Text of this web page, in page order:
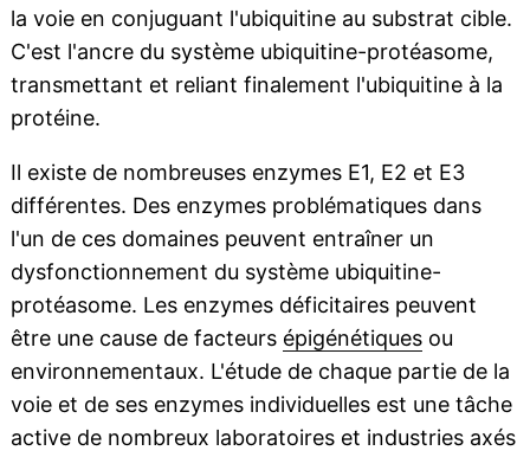
la voie en conjuguant l'ubiquitine au substrat cible.
C'est l'ancre du système ubiquitine-protéasome,
transmettant et reliant finalement l'ubiquitine à la
protéine.
Il existe de nombreuses enzymes E1, E2 et E3
différentes. Des enzymes problématiques dans
l'un de ces domaines peuvent entraîner un
dysfonctionnement du système ubiquitine-
protéasome. Les enzymes déficitaires peuvent
être une cause de facteurs épigénétiquesou
environnementaux. L'étude de chaque partie de la
voie et de ses enzymes individuelles est une tâche
active de nombreux laboratoires et industries axés